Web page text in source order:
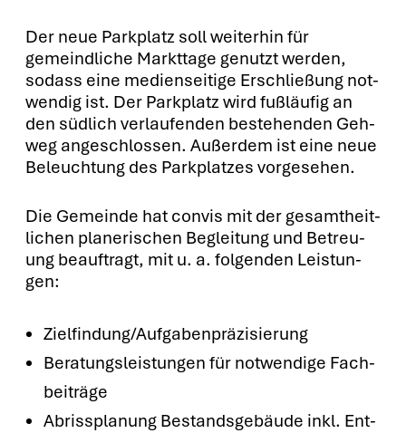
Der neue Park­platz soll wei­ter­hin für
gemeind­li­che Markt­ta­ge genutzt wer­den,
sodass eine medi­en­sei­ti­ge Erschlie­ßung not­
wen­dig ist. Der Park­platz wird fuß­läu­fig an
den süd­lich ver­lau­fen­den bestehen­den Geh­
weg ange­schlos­sen. Außer­dem ist eine neue
Beleuch­tung des Park­plat­zes vor­ge­se­hen.
Die Gemein­de hat con­vis mit der gesamt­heit­
li­chen pla­ne­ri­schen Beglei­tung und Betreu­
ung beauf­tragt, mit u. a. fol­gen­den Leis­tun­
gen:
Zielfindung/Aufgabenpräzisierung
Bera­tungs­leis­tun­gen für not­wen­di­ge Fach­
bei­trä­ge
Abriss­pla­nung Bestands­ge­bäu­de inkl. Ent­